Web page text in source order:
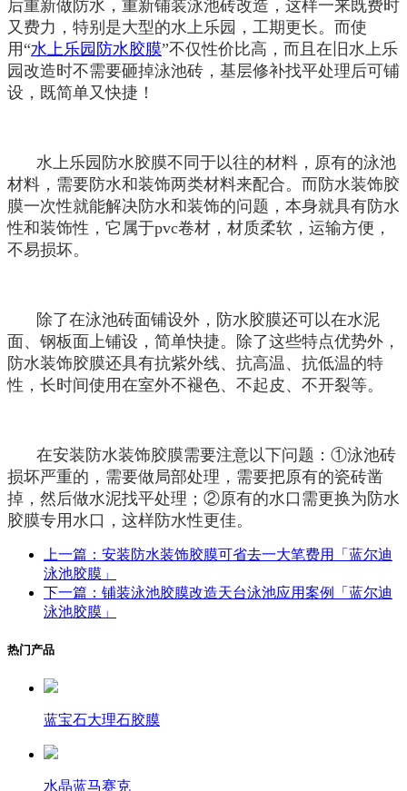
后重新做防水，重新铺装泳池砖改造，这样一来既费时
又费力，特别是大型的水上乐园，工期更长。而使
用“水上乐园防水胶膜”不仅性价比高，而且在旧水上乐
园改造时不需要砸掉泳池砖，基层修补找平处理后可铺
设，既简单又快捷！
水上乐园防水胶膜不同于以往的材料，原有的泳池
材料，需要防水和装饰两类材料来配合。而防水装饰胶
膜一次性就能解决防水和装饰的问题，本身就具有防水
性和装饰性，它属于pvc卷材，材质柔软，运输方便，
不易损坏。
除了在泳池砖面铺设外，防水胶膜还可以在水泥
面、钢板面上铺设，简单快捷。除了这些特点优势外，
防水装饰胶膜还具有抗紫外线、抗高温、抗低温的特
性，长时间使用在室外不褪色、不起皮、不开裂等。
在安装防水装饰胶膜需要注意以下问题：①泳池砖
损坏严重的，需要做局部处理，需要把原有的瓷砖凿
掉，然后做水泥找平处理；②原有的水口需更换为防水
胶膜专用水口，这样防水性更佳。
上一篇：安装防水装饰胶膜可省去一大笔费用「蓝尔迪
泳池胶膜」
下一篇：铺装泳池胶膜改造天台泳池应用案例「蓝尔迪
泳池胶膜」
热门产品
蓝宝石大理石胶膜
水晶蓝马赛克